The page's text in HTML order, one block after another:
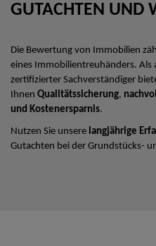
GUTACHTEN UND
Die Bewertung von Immobilien
eines Immobilientreuhänders. Als
zertifizierter Sachverständiger
Ihnen Qualitätssicherung,
und Kostenersparnis.
Nutzen Sie unsere langjährige
Gutachten bei der Grundstücks-